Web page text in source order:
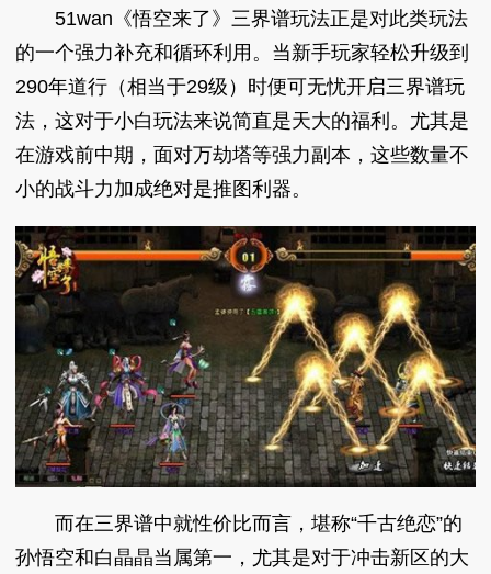
51wan《悟空来了》三界谱玩法正是对此类玩法
的一个强力补充和循环利用。当新手玩家轻松升级到
290年道行（相当于29级）时便可无忧开启三界谱玩
法，这对于小白玩法来说简直是天大的福利。尤其是
在游戏前中期，面对万劫塔等强力副本，这些数量不
小的战斗力加成绝对是推图利器。
而在三界谱中就性价比而言，堪称“千古绝恋”的
孙悟空和白晶晶当属第一，尤其是对于冲击新区的大